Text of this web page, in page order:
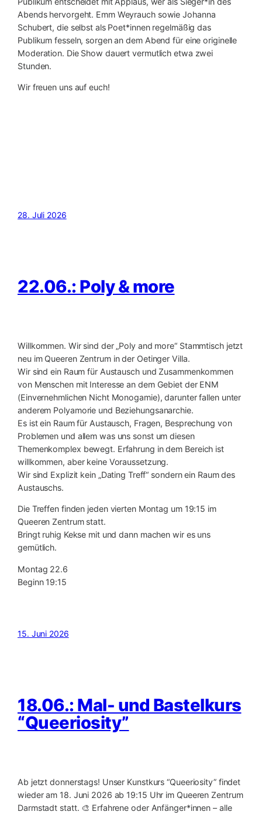
Abends hervorgeht. Emm Weyrauch sowie Johanna
Schubert, die selbst als Poet*innen regelmäßig das
Publikum fesseln, sorgen an dem Abend für eine originelle
Moderation. Die Show dauert vermutlich etwa zwei
Stunden.
Wir freuen uns auf euch!
28. Juli 2026
22.06.: Poly & more
Willkommen. Wir sind der „Poly and more“ Stammtisch jetzt
neu im Queeren Zentrum in der Oetinger Villa.
Wir sind ein Raum für Austausch und Zusammenkommen
von Menschen mit Interesse an dem Gebiet der ENM
(Einvernehmlichen Nicht Monogamie), darunter fallen unter
anderem Polyamorie und Beziehungsanarchie.
Es ist ein Raum für Austausch, Fragen, Besprechung von
Problemen und allem was uns sonst um diesen
Themenkomplex bewegt. Erfahrung in dem Bereich ist
willkommen, aber keine Voraussetzung.
Wir sind Explizit kein „Dating Treff“ sondern ein Raum des
Austauschs.
Die Treffen finden jeden vierten Montag um 19:15 im
Queeren Zentrum statt.
Bringt ruhig Kekse mit und dann machen wir es uns
gemütlich.
Montag 22.6
Beginn 19:15
15. Juni 2026
18.06.: Mal- und Bastelkurs
“Queeriosity”
Ab jetzt donnerstags! Unser Kunstkurs “Queeriosity” findet
wieder am 18. Juni 2026 ab 19:15 Uhr im Queeren Zentrum
Darmstadt statt. 🎨 Erfahrene oder Anfänger*innen – alle